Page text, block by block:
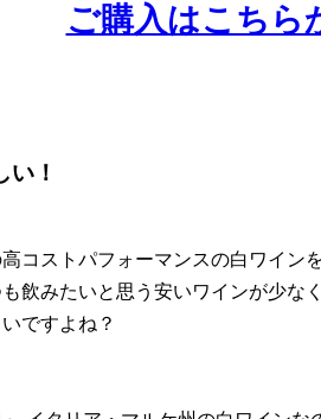
ご購入はこちら
！
コストパフォーマンスの白ワイン
飲みたいと思う安いワインが少な
ですよね？